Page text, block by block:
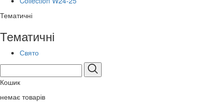
Тематичні
Тематичні
Свято
Кошик
немає товарів